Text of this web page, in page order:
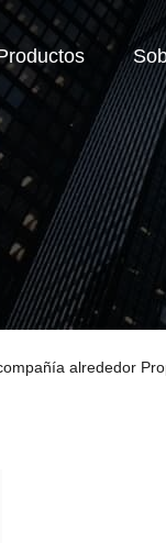
alrededor